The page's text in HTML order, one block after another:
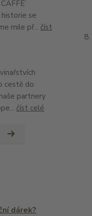
historie se
mile př... číst
cestě do
partnery
číst celé
dárek?